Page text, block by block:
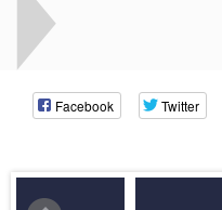
Facebook Twitter